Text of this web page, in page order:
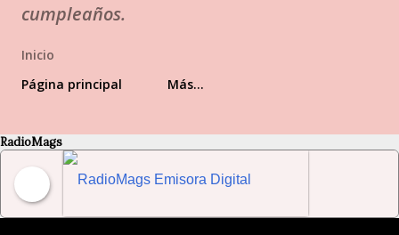
cumpleaños.
Inicio
Página principal
Más…
RadioMags